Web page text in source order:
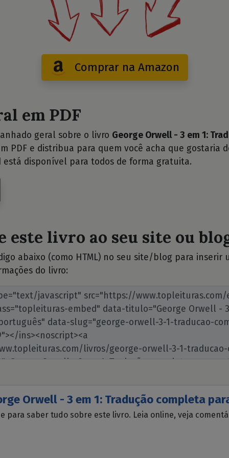
Comprar na Amazon
em PDF
geral sobre o livro George Orwell - 3 em 1:
PDF e distribua para quem você acha que gostaria
está disponível para todos de forma gratuita.
este livro ao seu site ou
abaixo (como HTML) no seu site/blog para inserir
do livro:
Orwell - 3 em 1: Tradução completa
para saber tudo sobre este livro. Leia online, veja